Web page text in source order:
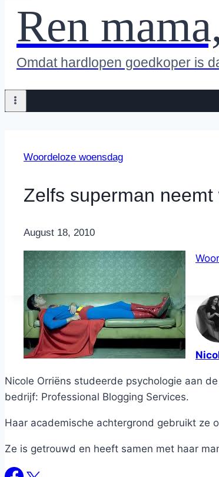
Ren
Omdat hardlopen goedkoper is
Woordeloze woensdag
Zelfs superman
ByNicole
August 18, 2010
Nicole Orriëns studeerde psychologie aan
bedrijf: Professional Blogging Services.
Haar academische achtergrond gebruikt ze
Ze is getrouwd en heeft samen met haar